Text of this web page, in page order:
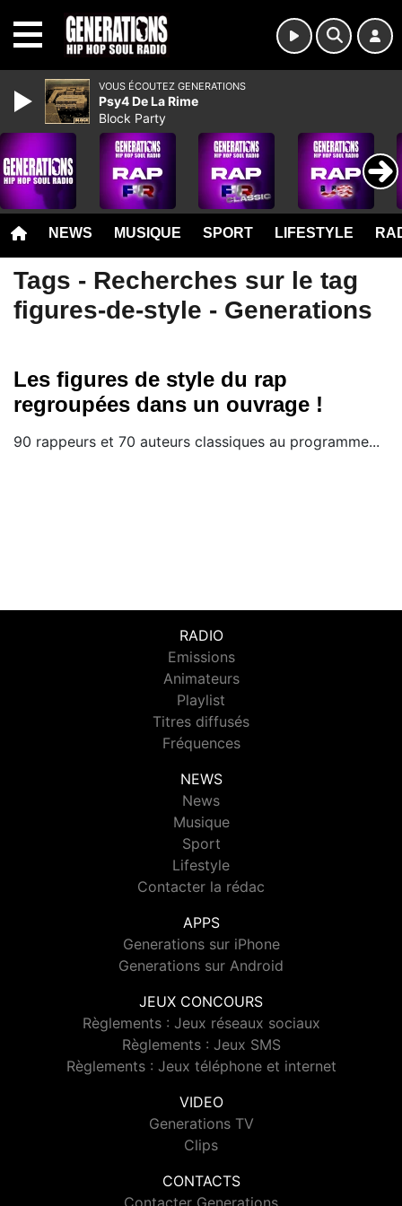
NEWS MUSIQUE SPORT LIFESTYLE
Tags - Recherches sur le tag
figures-de-style - Generations
Les figures de style du rap
regroupées dans un ouvrage !
90 rappeurs et 70 auteurs classiques au programme...
RADIO
Emissions
Animateurs
Playlist
Titres diffusés
Fréquences
NEWS
News
Musique
Sport
Lifestyle
Contacter la rédac
APPS
Generations sur iPhone
Generations sur Android
JEUX CONCOURS
Règlements : Jeux réseaux sociaux
Règlements : Jeux SMS
Règlements : Jeux téléphone et internet
VIDEO
Generations TV
Clips
CONTACTS
VOUS ÉCOUTEZ GENERATIONS
Psy4 De La Rime
Block Party